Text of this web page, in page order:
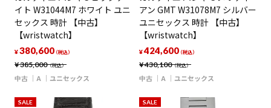
イト W31044M7 ホワイト ユニ
セックス 時計 【中古】
【wristwatch】
¥385,000（税込）
¥380,600（税込）
中古 A ユニセックス
アン GMT W31078M7 シルバー
ユニセックス 時計 【中古】
【wristwatch】
¥430,100（税込）
¥424,600（税込）
中古 A ユニセックス
SALE SALE